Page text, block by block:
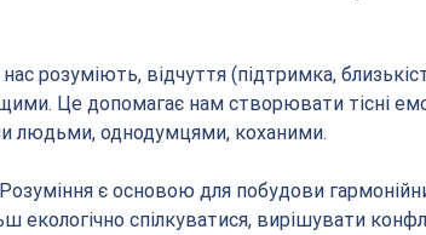
розуміють, відчуття (підтримка,
Це допомагає нам створювати тісні
людьми, однодумцями, коханими.
Розуміння є основою для побудови
спілкуватися, вирішувати